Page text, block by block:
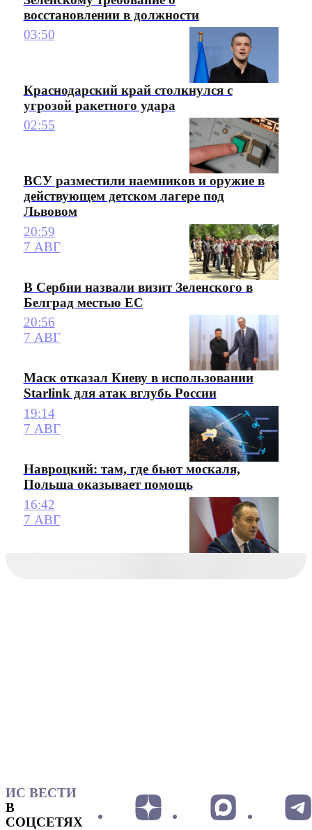
восстановлении в должности
03:50
Краснодарский край столкнулся с
угрозой ракетного удара
02:55
ВСУ разместили наемников и оружие в
действующем детском лагере под
Львовом
20:59
7 АВГ
В Сербии назвали визит Зеленского в
Белград местью ЕС
20:56
7 АВГ
Маск отказал Киеву в использовании
Starlink для атак вглубь России
19:14
7 АВГ
Навроцкий: там, где бьют москаля,
Польша оказывает помощь
16:42
7 АВГ
ИС ВЕСТИ
В
СОЦСЕТЯХ